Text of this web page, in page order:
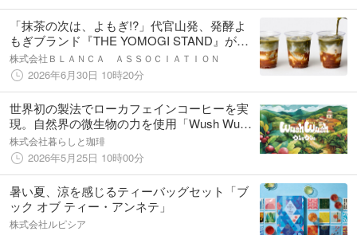
「抹茶の次は、よもぎ!?」代官山発、発酵よ
もぎブランド『THE YOMOGI STAND』が渋
谷スクランブルスクエアに新たな拠点
『BETWEEN by THE YOMOGI STAND』をオ
ープン。
株式会社ＢＬＡＮＣＡ ＡＳＳＯＣＩＡＴＩＯＮ
2026年6月30日 10時20分
世界初の製法でローカフェインコーヒーを実
現。自然界の微生物の力を使用「Wush Wush
Botanical Sweet」誕生
株式会社暮らしと珈琲
2026年5月25日 10時00分
暑い夏、涼を感じるティーバッグセット「ブ
ック オブ ティー・アンネテ」
株式会社ルピシア